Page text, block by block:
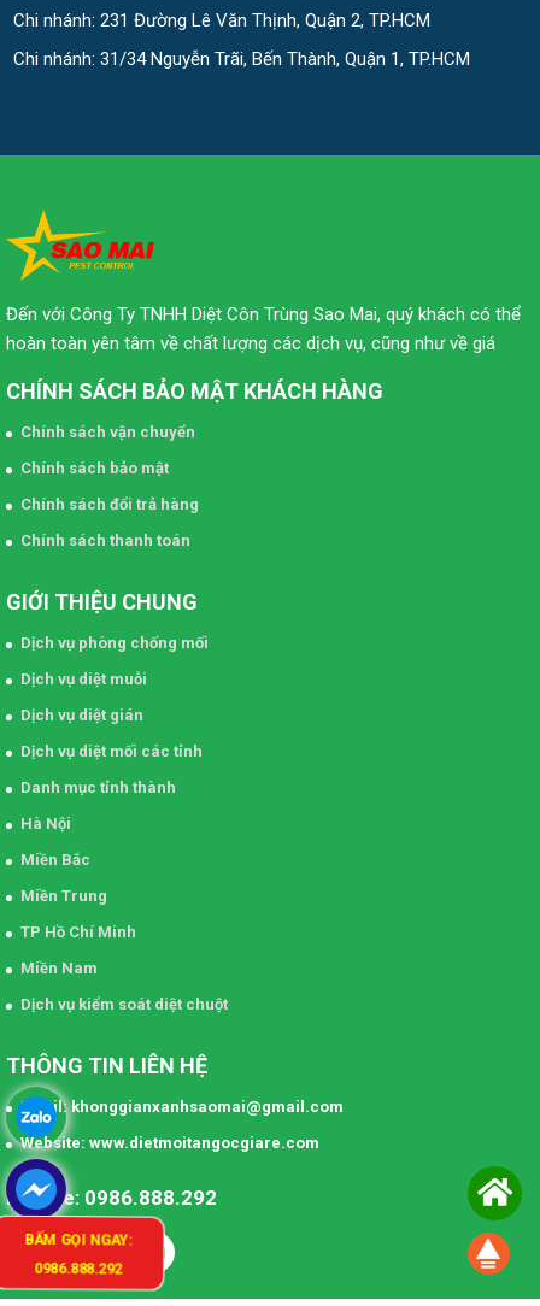
Chi nhánh: 231 Đường Lê Văn Thịnh, Quận 2, TP.HCM
Chi nhánh: 31/34 Nguyễn Trãi, Bến Thành, Quận 1, TP.HCM
Đến với Công Ty TNHH Diệt Côn Trùng Sao Mai, quý khách có thể
hoàn toàn yên tâm về chất lượng các dịch vụ, cũng như về giá
CHÍNH SÁCH BẢO MẬT KHÁCH HÀNG
Chính sách vận chuyển
Chính sách bảo mật
Chính sách đổi trả hàng
Chính sách thanh toán
GIỚI THIỆU CHUNG
Dịch vụ phòng chống mối
Dịch vụ diệt muỗi
Dịch vụ diệt gián
Dịch vụ diệt mối các tỉnh
Danh mục tỉnh thành
Hà Nội
Miền Bắc
Miền Trung
TP Hồ Chí Minh
Miền Nam
Dịch vụ kiểm soát diệt chuột
THÔNG TIN LIÊN HỆ
Email: khonggianxanhsaomai@gmail.com
Website: www.dietmoitangocgiare.com
Hotline: 0986.888.292
BẤM GỌI NGAY:
0986.888.292